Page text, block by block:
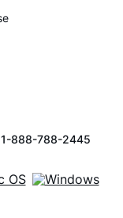
888-788-2445